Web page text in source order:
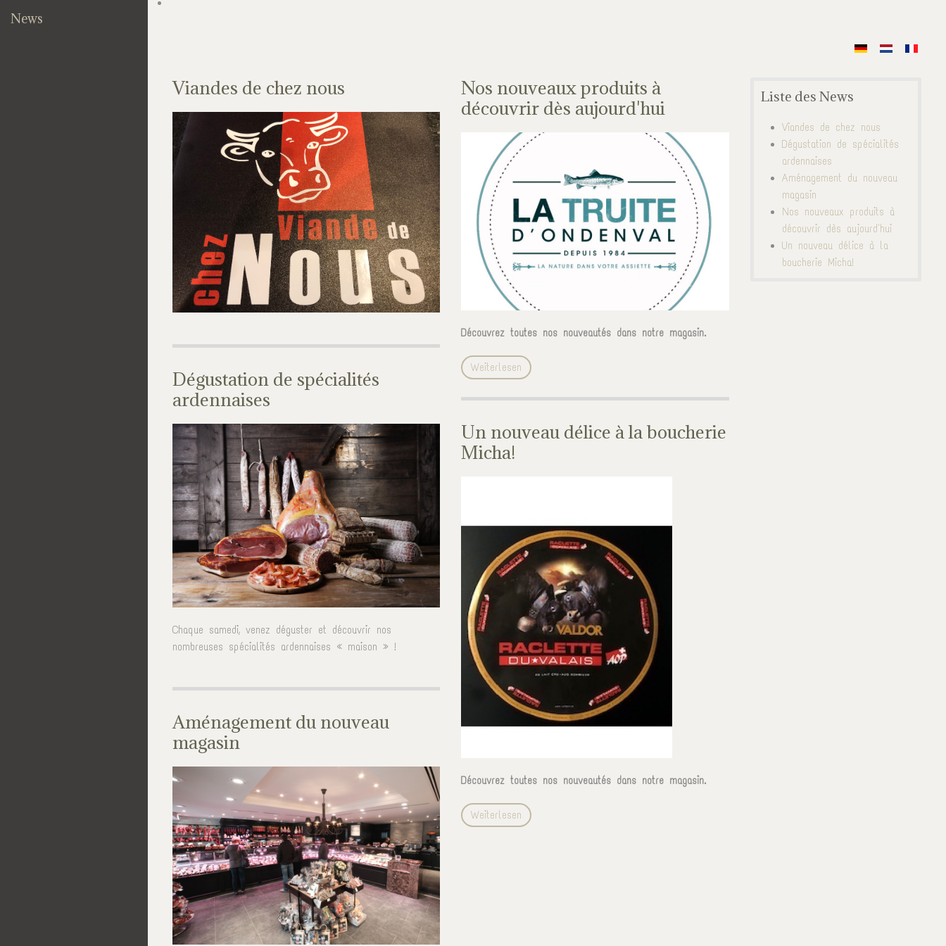
News
Viandes de chez nous
Dégustation de spécialités
ardennaises
Chaque samedi, venez déguster et découvrir nos
nombreuses spécialités ardennaises « maison » !
Aménagement du nouveau
magasin
Nos nouveaux produits à
découvrir dès aujourd'hui
Découvrez toutes nos nouveautés dans notre magasin.
Weiterlesen
Un nouveau délice à la boucherie
Micha!
Découvrez toutes nos nouveautés dans notre magasin.
Weiterlesen
Liste des News
Viandes de chez nous
Dégustation de spécialités
ardennaises
Aménagement du nouveau
magasin
Nos nouveaux produits à
découvrir dès aujourd'hui
Un nouveau délice à la
boucherie Micha!